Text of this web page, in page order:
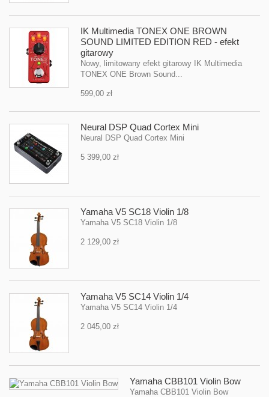
IK Multimedia TONEX ONE BROWN
SOUND LIMITED EDITION RED - efekt
gitarowy
Nowy, limitowany efekt gitarowy IK Multimedia
TONEX ONE Brown Sound...
599,00 zł
Neural DSP Quad Cortex Mini
Neural DSP Quad Cortex Mini
5 399,00 zł
Yamaha V5 SC18 Violin 1/8
Yamaha V5 SC18 Violin 1/8
2 129,00 zł
Yamaha V5 SC14 Violin 1/4
Yamaha V5 SC14 Violin 1/4
2 045,00 zł
Yamaha CBB101 Violin Bow
Yamaha CBB101 Violin Bow